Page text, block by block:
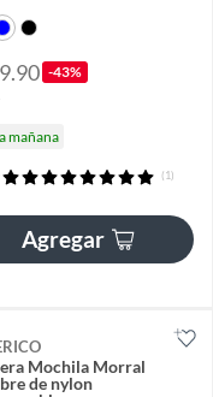
-43%
mañana
(1)
Agregar
Mochila Morral
de nylon